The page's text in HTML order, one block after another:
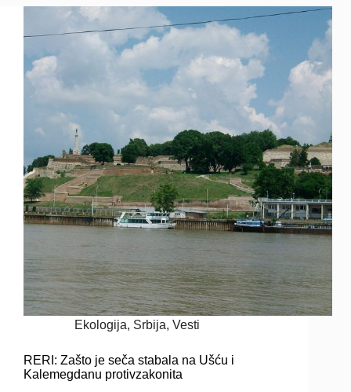
Ekologija, Srbija,Vesti
RERI: Zašto je seča stabala na Ušću i
Kalemegdanu protivzakonita